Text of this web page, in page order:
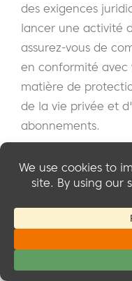
des exigences
lancer une activité
assurez-vous de
en conformité avec
matière de
de la vie privée et
abonnements.
long terme
En particulier dans
récurrents basés
pouvez être
les clients ne